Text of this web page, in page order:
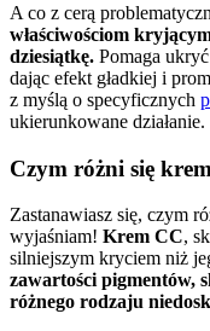
A co z cerą
właściwościom
dziesiątkę. Pomaga
dając efekt gładkiej i
z myślą o specyficznych
ukierunkowane działanie.
Czym różni się
Zastanawiasz się, czym
wyjaśniam! Krem CC,
silniejszym kryciem niż
zawartości pigmentów,
różnego rodzaju